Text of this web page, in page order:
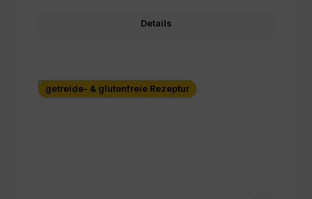
Details
getreide- & glutenfreie Rezeptur